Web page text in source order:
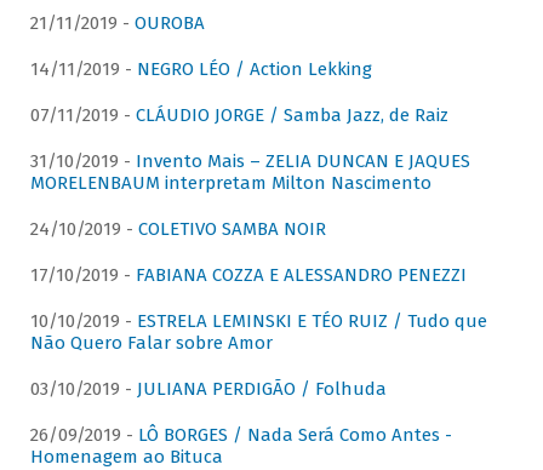
21/11/2019 - OUROBA
14/11/2019 - NEGRO LÉO / Action Lekking
07/11/2019 - CLÁUDIO JORGE / Samba Jazz, de Raiz
31/10/2019 - Invento Mais – ZELIA DUNCAN E JAQUES
MORELENBAUM interpretam Milton Nascimento
24/10/2019 - COLETIVO SAMBA NOIR
17/10/2019 - FABIANA COZZA E ALESSANDRO PENEZZI
10/10/2019 - ESTRELA LEMINSKI E TÉO RUIZ / Tudo que
Não Quero Falar sobre Amor
03/10/2019 - JULIANA PERDIGÃO / Folhuda
26/09/2019 - LÔ BORGES / Nada Será Como Antes -
Homenagem ao Bituca